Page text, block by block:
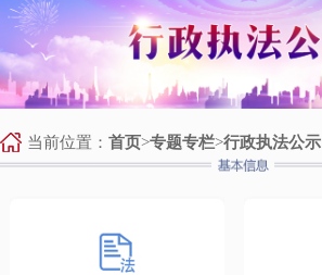
当前位置： 首页>专题专栏>行政执法公示